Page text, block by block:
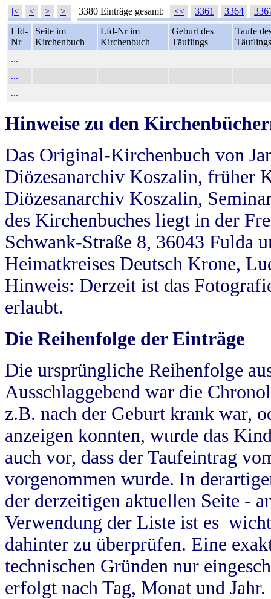
|< < > >| 3380 Einträge gesamt: << 3361 3364
Lfd-
Nr
Seite im
Kirchenbuch
Lfd-Nr im
Kirchenbuch
Geburt des
Täuflings
Taufe
Täuflings
...
...
...
Hinweise zu den
Das Original-Kirchenbuch von
Diözesanarchiv Koszalin, früher
Diözesanarchiv Koszalin,
des Kirchenbuches liegt in der
Schwank-Straße 8, 36043 Fulda
Heimatkreises Deutsch Krone,
Hinweis: Derzeit ist das
erlaubt.
Die Reihenfolge der Einträge
Die ursprüngliche Reihenfolge
Ausschlaggebend war die
z.B. nach der Geburt krank war,
anzeigen konnten, wurde das
auch vor, dass der Taufeintrag
vorgenommen wurde. In
der derzeitigen aktuellen Seite -
Verwendung der Liste ist es
dahinter zu überprüfen. Eine
technischen Gründen nur
erfolgt nach Tag, Monat und Jahr.